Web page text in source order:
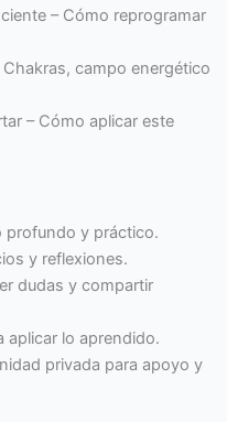
– Cómo reprogramar
campo energético
– Cómo aplicar este
profundo y práctico.
y reflexiones.
dudas y compartir
aplicar lo aprendido.
privada para apoyo y